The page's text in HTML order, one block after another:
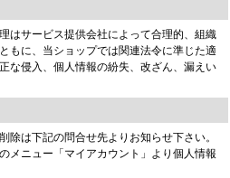
はサービス提供会社によって合理的、組織
もに、当ショップでは関連法令に準じた適
な侵入、個人情報の紛失、改ざん、漏えい
除は下記の問合せ先よりお知らせ下さい。
メニュー「マイアカウント」より個人情報